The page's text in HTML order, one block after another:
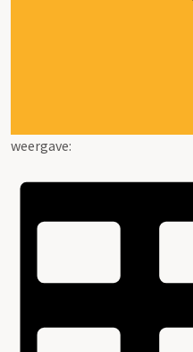
weergave: